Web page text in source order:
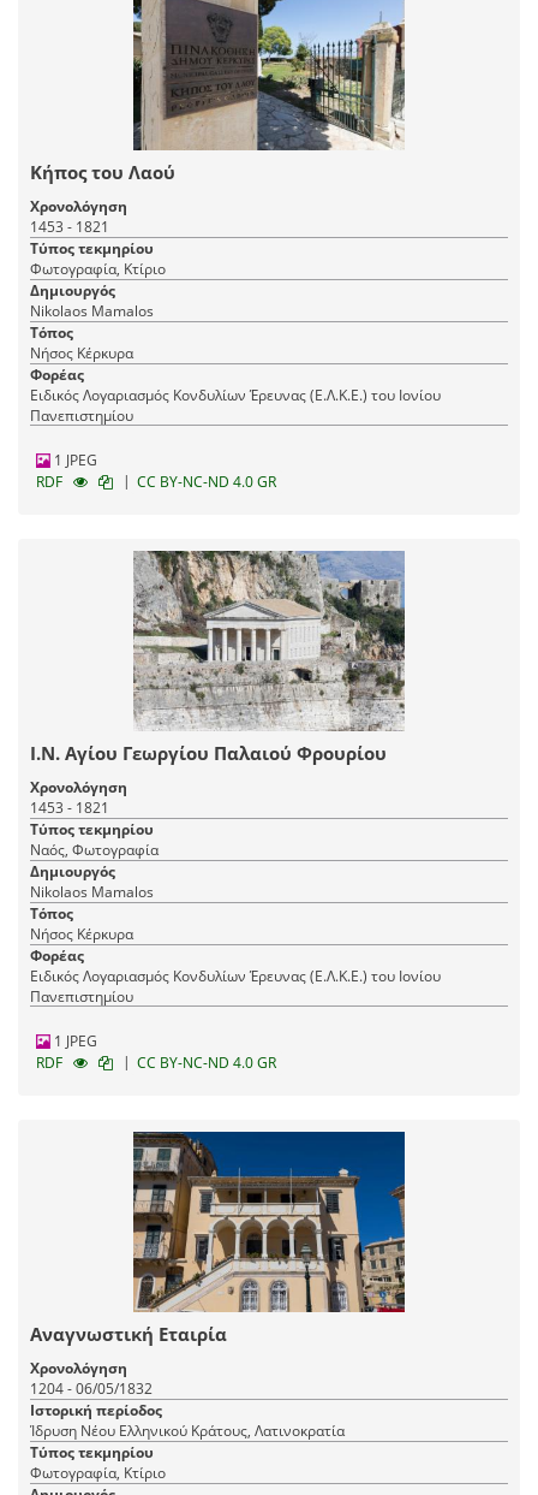
Κήπος του Λαού
Χρονολόγηση
1453 - 1821
Τύπος τεκμηρίου
Φωτογραφία, Κτίριο
Δημιουργός
Nikolaos Mamalos
Τόπος
Νήσος Κέρκυρα
Φορέας
Ειδικός Λογαριασμός Κονδυλίων Έρευνας (Ε.Λ.Κ.Ε.) του Ιονίου
Πανεπιστημίου
1 JPEG
RDF
| CC BY-NC-ND 4.0 GR
Ι.Ν. Αγίου Γεωργίου Παλαιού Φρουρίου
Χρονολόγηση
1453 - 1821
Τύπος τεκμηρίου
Ναός, Φωτογραφία
Δημιουργός
Nikolaos Mamalos
Τόπος
Νήσος Κέρκυρα
Φορέας
Ειδικός Λογαριασμός Κονδυλίων Έρευνας (Ε.Λ.Κ.Ε.) του Ιονίου
Πανεπιστημίου
1 JPEG
RDF
| CC BY-NC-ND 4.0 GR
Αναγνωστική Εταιρία
Χρονολόγηση
1204 - 06/05/1832
Ιστορική περίοδος
Ίδρυση Νέου Ελληνικού Κράτους, Λατινοκρατία
Τύπος τεκμηρίου
Φωτογραφία, Κτίριο